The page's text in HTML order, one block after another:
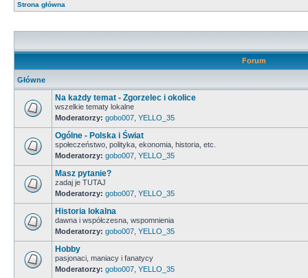
Strona główna
Forum
Główne
Na każdy temat - Zgorzelec i okolice
wszelkie tematy lokalne
Moderatorzy: gobo007 YELLO_35
Ogólne - Polska i Świat
społeczeństwo, polityka, ekonomia, historia, etc.
Moderatorzy: gobo007 YELLO_35
Masz pytanie?
zadaj je TUTAJ
Moderatorzy: gobo007 YELLO_35
Historia lokalna
dawna i współczesna, wspomnienia
Moderatorzy: gobo007 YELLO_35
Hobby
pasjonaci, maniacy i fanatycy
Moderatorzy: gobo007 YELLO_35